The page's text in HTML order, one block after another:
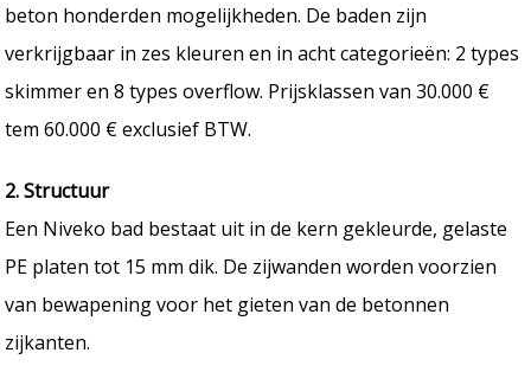
beton honderden mogelijkheden. De baden zijn
verkrijgbaar in zes kleuren en in acht categorieën: 2 types
skimmer en 8 types overflow. Prijsklassen van 30.000 €
tem 60.000 € exclusief BTW.
2. Structuur
Een Niveko bad bestaat uit in de kern gekleurde, gelaste
PE platen tot 15 mm dik. De zijwanden worden voorzien
van bewapening voor het gieten van de betonnen
zijkanten.